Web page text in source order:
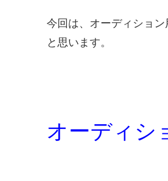
今回は、オーディショ
と思います。
オーディシ